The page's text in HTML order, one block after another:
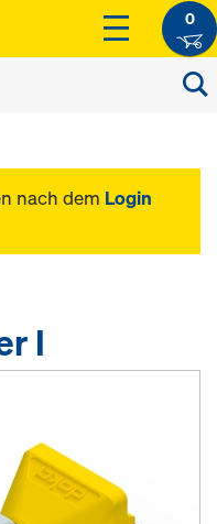
0
nach dem Login
I